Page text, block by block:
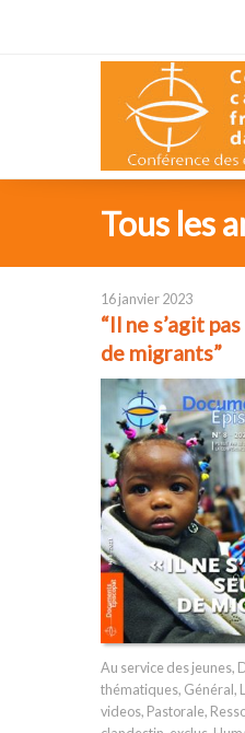
Tous les
16 janvier 2023
“Il ne s’agit
de migrants”
Au service des jeunes,
thématiques, Général,
videos, Pastorale,